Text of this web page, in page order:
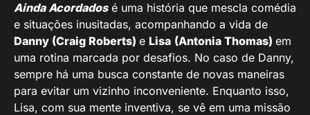
Ainda Acordadosé uma história que mescla comédia
e situações inusitadas, acompanhando a vida de
Danny (Craig Roberts) e Lisa (Antonia Thomas) em
uma rotina marcada por desafios. No caso de Danny,
sempre há uma busca constante de novas maneiras
para evitar um vizinho inconveniente. Enquanto isso,
Lisa, com sua mente inventiva, se vê em uma missão